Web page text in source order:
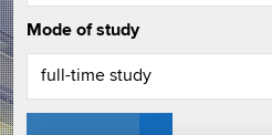
Mode of study